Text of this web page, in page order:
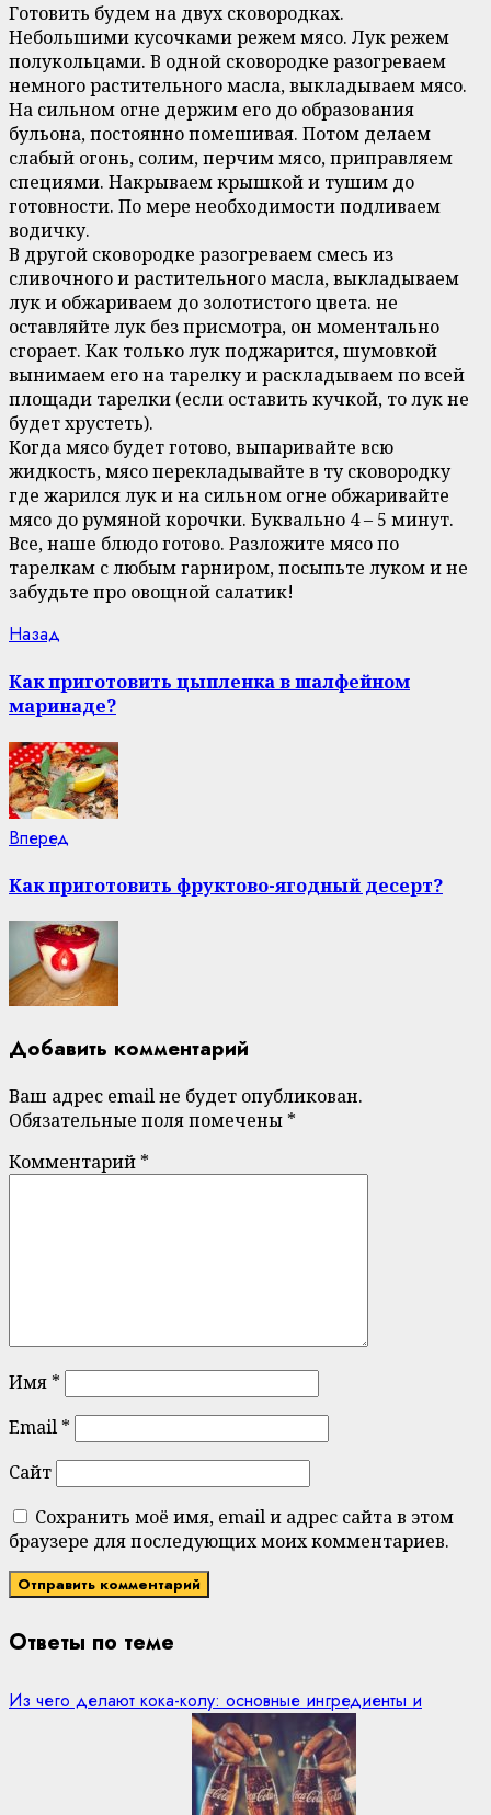
Готовить будем на двух сковородках.
Небольшими кусочками режем мясо. Лук режем
полукольцами. В одной сковородке разогреваем
немного растительного масла, выкладываем мясо.
На сильном огне держим его до образования
бульона, постоянно помешивая. Потом делаем
слабый огонь, солим, перчим мясо, приправляем
специями. Накрываем крышкой и тушим до
готовности. По мере необходимости подливаем
водичку.
В другой сковородке разогреваем смесь из
сливочного и растительного масла, выкладываем
лук и обжариваем до золотистого цвета. не
оставляйте лук без присмотра, он моментально
сгорает. Как только лук поджарится, шумовкой
вынимаем его на тарелку и раскладываем по всей
площади тарелки (если оставить кучкой, то лук не
будет хрустеть).
Когда мясо будет готово, выпаривайте всю
жидкость, мясо перекладывайте в ту сковородку
где жарился лук и на сильном огне обжаривайте
мясо до румяной корочки. Буквально 4 – 5 минут.
Все, наше блюдо готово. Разложите мясо по
тарелкам с любым гарниром, посыпьте луком и не
забудьте про овощной салатик!
Continue
Reading
Назад
Как приготовить цыпленка в шалфейном
маринаде?
Вперед
Как приготовить фруктово-ягодный десерт?
Добавить комментарий
Ваш адрес email не будет опубликован.
Обязательные поля помечены *
Комментарий *
Имя *
Email *
Сайт
Сохранить моё имя, email и адрес сайта в этом
браузере для последующих моих комментариев.
Ответы по теме
Из чего делают кока-колу: основные ингредиенты и